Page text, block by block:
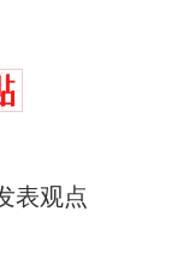
表观点
家”改写了